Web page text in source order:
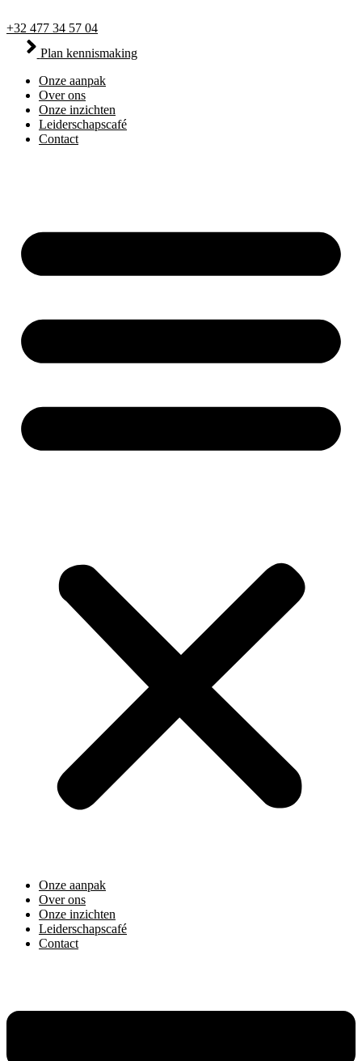
+32 477 34 57 04
Plan kennismaking
Onze aanpak
Over ons
Onze inzichten
Leiderschapscafé
Contact
Onze aanpak
Over ons
Onze inzichten
Leiderschapscafé
Contact